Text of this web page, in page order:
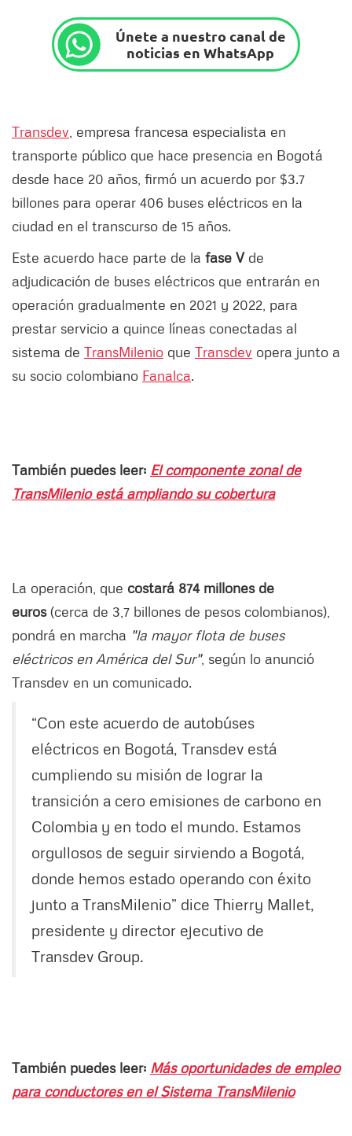
Únete a nuestro canal de
noticias en WhatsApp
Transdev , empresa francesa especialista en
transporte público que hace presencia en Bogotá
desde hace 20 años, firmó un acuerdo por $3.7
billones para operar 406 buses eléctricos en la
ciudad en el transcurso de 15 años.
Este acuerdo hace parte de la fase Vde
adjudicación de buses eléctricos que entrarán en
operación gradualmente en 2021 y 2022, para
prestar servicio a quince líneas conectadas al
sistema de TransMilenio que Transdev opera junto a
su socio colombiano Fanalca.
También puedes leer: El componente zonal de
TransMilenio está ampliando su cobertura
La operación, que costará 874 millones de
euros(cerca de 3,7 billones de pesos colombianos),
pondrá en marcha "la mayor flota de buses
eléctricos en América del Sur", según lo anunció
Transdev en un comunicado.
“Con este acuerdo de autobúses
eléctricos en Bogotá, Transdev está
cumpliendo su misión de lograr la
transición a cero emisiones de carbono en
Colombia y en todo el mundo. Estamos
orgullosos de seguir sirviendo a Bogotá,
donde hemos estado operando con éxito
junto a TransMilenio” dice Thierry Mallet,
presidente y director ejecutivo de
Transdev Group.
También puedes leer: Más oportunidades de empleo
para conductores en el Sistema TransMilenio